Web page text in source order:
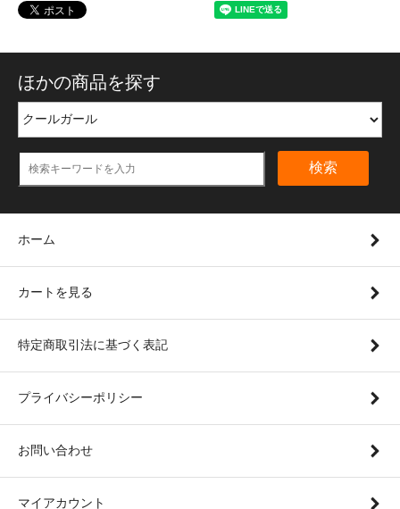
ほかの商品を探す
検索
ホーム
カートを見る
特定商取引法に基づく表記
プライバシーポリシー
お問い合わせ
マイアカウント